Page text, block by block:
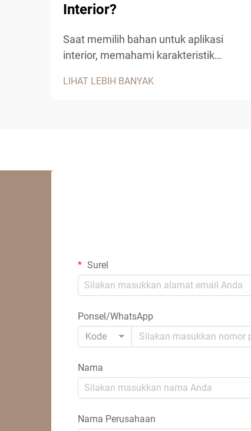
Interior?
Saat memilih bahan untuk aplikasi
interior, memahami karakteristik
penting guna pengambilan keputusan
LIHAT LEBIH BANYAK
Surel
Ponsel/WhatsApp
Kode
Nama
Nama Perusahaan